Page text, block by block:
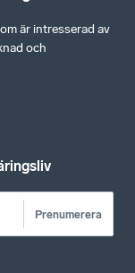
är intresserad av
och
Prenumerera